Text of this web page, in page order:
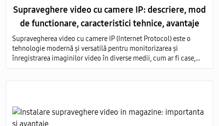
Supraveghere video cu camere IP: descriere, mod
de functionare, caracteristici tehnice, avantaje
Supravegherea video cu camere IP (Internet Protocol) este o
tehnologie modernă și versatilă pentru monitorizarea și
înregistrarea imaginilor video în diverse medii, cum ar fi case,
birouri, clădiri comerciale, instituții publice și industriale.